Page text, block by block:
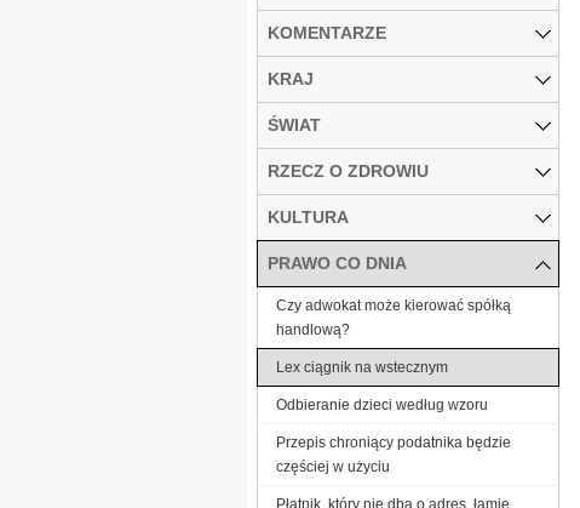
KOMENTARZE
KRAJ
ŚWIAT
RZECZ O ZDROWIU
KULTURA
PRAWO CO DNIA
Czy adwokat może kierować spółką
handlową?
Lex ciągnik na wstecznym
Odbieranie dzieci według wzoru
Przepis chroniący podatnika będzie
częściej w użyciu
Płatnik, który nie dba o adres, łamie